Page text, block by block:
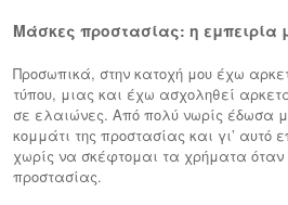
Μάσκες προστασίας: η εμπειρία
Προσωπικά, στην κατοχή μου έχω
τύπου, μιας και έχω ασχοληθεί
σε ελαιώνες. Από πολύ νωρίς έδωσα
κομμάτι της προστασίας και γι’ αυτό
χωρίς να σκέφτομαι τα χρήματα
προστασίας.